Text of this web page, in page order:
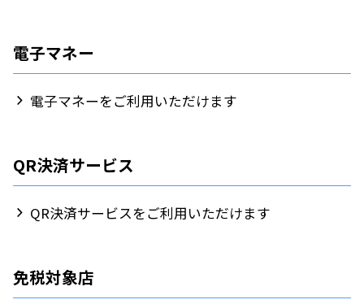
電子マネー
電子マネーをご利用いただけます
QR決済サービス
QR決済サービスをご利用いただけます
免税対象店